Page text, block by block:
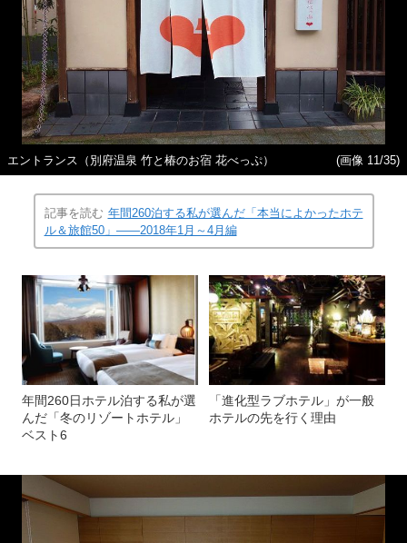
エントランス（別府温泉 竹と椿のお宿 花べっぷ） (画像 11/35)
記事を読む 年間260泊する私が選んだ「本当によかったホテ
ル＆旅館50」――2018年1月～4月編
年間260日ホテル泊する私が選
んだ「冬のリゾートホテル」
ベスト6
「進化型ラブホテル」が一般
ホテルの先を行く理由